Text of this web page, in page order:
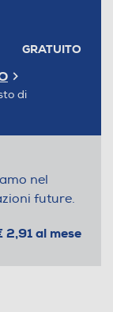
GRATUITO
di
nel
future.
2,91 al mese